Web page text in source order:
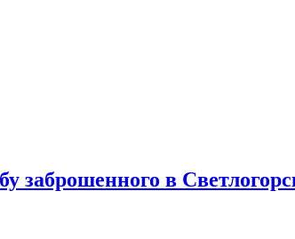
заброшенного в